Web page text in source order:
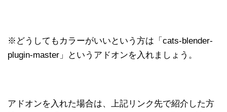
※どうしてもカラーがいいという方は「cats-blender-
plugin-master」というアドオンを入れましょう。
アドオンを入れた場合は、上記リンク先で紹介した方